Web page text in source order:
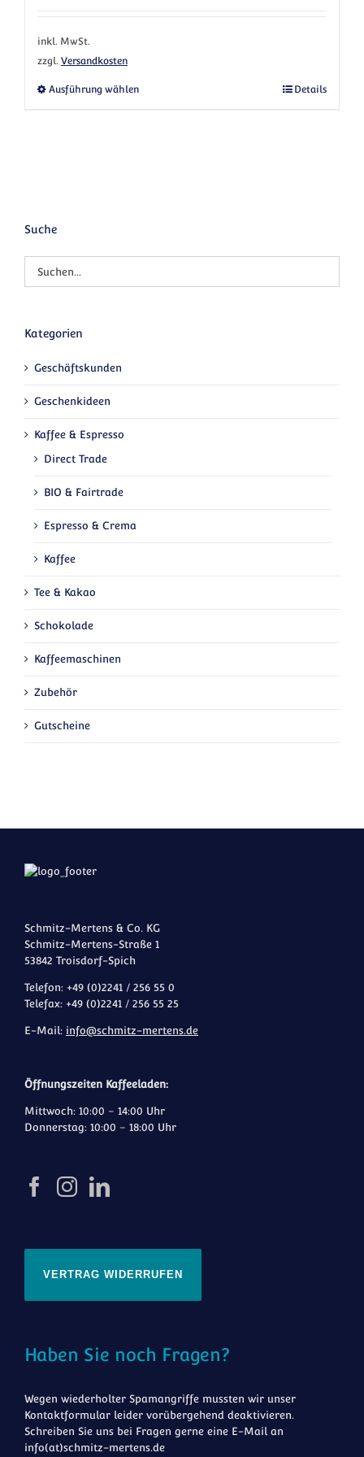
inkl. MwSt.
zzgl. Versandkosten
Ausführung wählenDieses Produkt weist mehrere Varianten
Details
Suche
Kategorien
Geschäftskunden
Geschenkideen
Kaffee & Espresso
Direct Trade
BIO & Fairtrade
Espresso & Crema
Kaffee
Tee & Kakao
Schokolade
Kaffeemaschinen
Zubehör
Gutscheine
Schmitz-Mertens & Co. KG
Schmitz-Mertens-Straße 1
53842 Troisdorf-Spich
Telefon: +49 (0)2241 / 256 55 0
Telefax: +49 (0)2241 / 256 55 25
E-Mail: info@schmitz-mertens.de
Öffnungszeiten Kaffeeladen:
Mittwoch: 10:00 – 14:00 Uhr
Donnerstag: 10:00 – 18:00 Uhr
VERTRAG WIDERRUFEN
Haben Sie noch Fragen?
Wegen wiederholter Spamangriffe mussten wir unser
Kontaktformular leider vorübergehend deaktivieren.
Schreiben Sie uns bei Fragen gerne eine E-Mail an
info(at)schmitz-mertens.de